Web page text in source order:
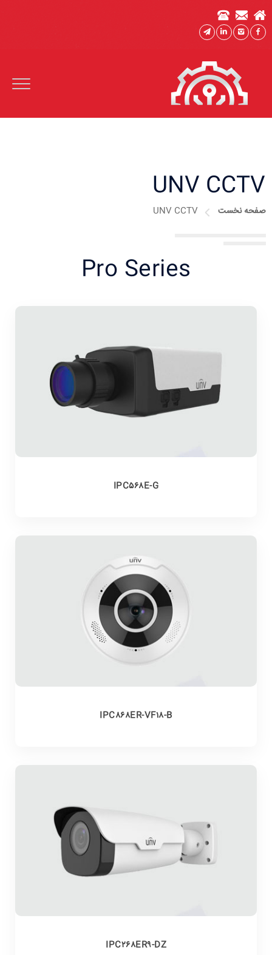
UNV CCTV
صفحه نخست UNV CCTV
Pro Series
IPC568E-G
IPC868ER-VF18-B
IPC268ER9-DZ